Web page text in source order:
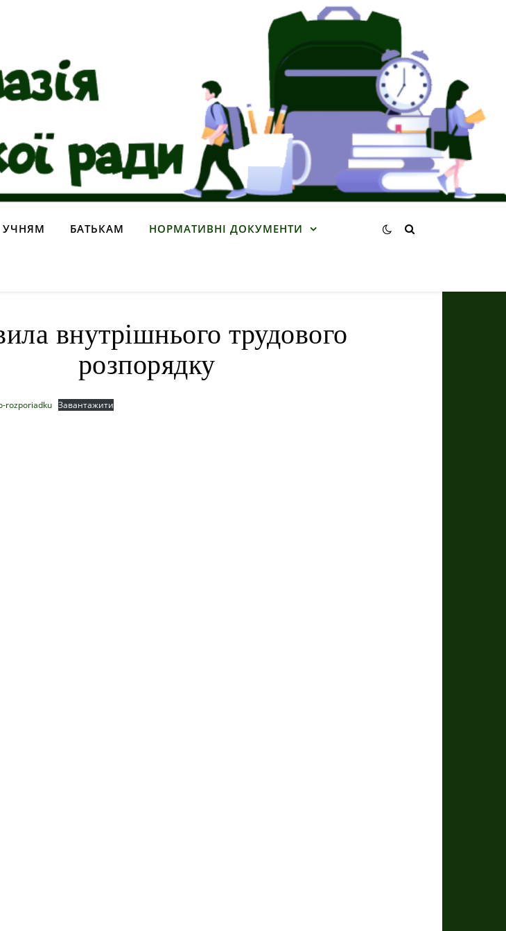
УЧНЯМ БАТЬКАМ НОРМАТИВНІ ДОКУМЕНТИ
внутрішнього трудового
розпорядку
rozporiadku Завантажити